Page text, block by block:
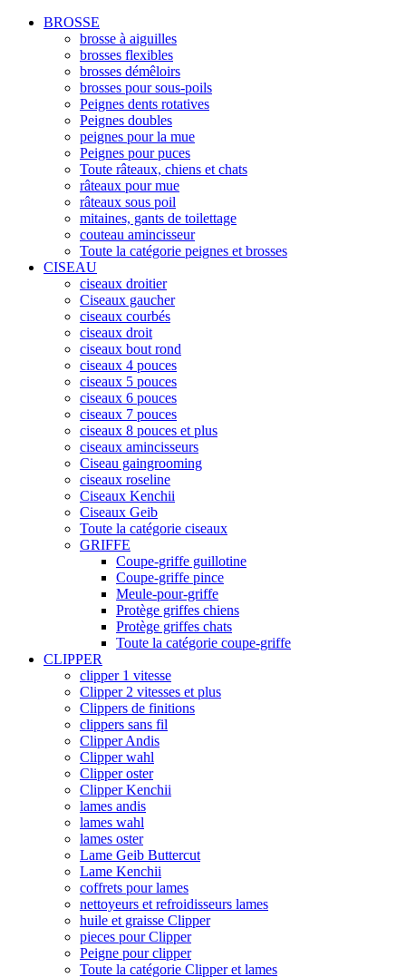
BROSSE
brosse à aiguilles
brosses flexibles
brosses démêloirs
brosses pour sous-poils
Peignes dents rotatives
Peignes doubles
peignes pour la mue
Peignes pour puces
Toute râteaux, chiens et chats
râteaux pour mue
râteaux sous poil
mitaines, gants de toilettage
couteau amincisseur
Toute la catégorie peignes et brosses
CISEAU
ciseaux droitier
Ciseaux gaucher
ciseaux courbés
ciseaux droit
ciseaux bout rond
ciseaux 4 pouces
ciseaux 5 pouces
ciseaux 6 pouces
ciseaux 7 pouces
ciseaux 8 pouces et plus
ciseaux amincisseurs
Ciseau gaingrooming
ciseaux roseline
Ciseaux Kenchii
Ciseaux Geib
Toute la catégorie ciseaux
GRIFFE
Coupe-griffe guillotine
Coupe-griffe pince
Meule-pour-griffe
Protège griffes chiens
Protège griffes chats
Toute la catégorie coupe-griffe
CLIPPER
clipper 1 vitesse
Clipper 2 vitesses et plus
Clippers de finitions
clippers sans fil
Clipper Andis
Clipper wahl
Clipper oster
Clipper Kenchii
lames andis
lames wahl
lames oster
Lame Geib Buttercut
Lame Kenchii
coffrets pour lames
nettoyeurs et refroidisseurs lames
huile et graisse Clipper
pieces pour Clipper
Peigne pour clipper
Toute la catégorie Clipper et lames